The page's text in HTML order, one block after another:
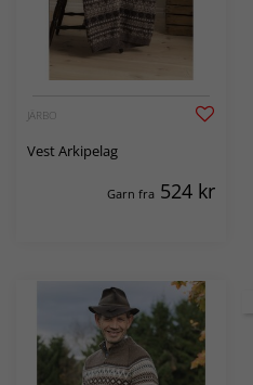
JÄRBO
Vest Arkipelag
Garn fra 524 kr